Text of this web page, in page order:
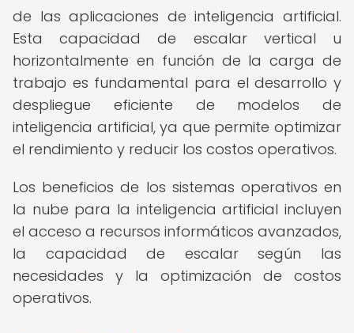
de las aplicaciones de inteligencia artificial.
Esta capacidad de escalar vertical u
horizontalmente en función de la carga de
trabajo es fundamental para el desarrollo y
despliegue eficiente de modelos de
inteligencia artificial, ya que permite optimizar
el rendimiento y reducir los costos operativos.
Los beneficios de los sistemas operativos en
la nube para la inteligencia artificial incluyen
el acceso a recursos informáticos avanzados,
la capacidad de escalar según las
necesidades y la optimización de costos
operativos.